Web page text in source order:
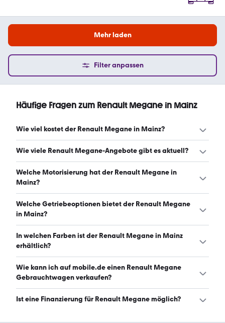
Mehr laden
Filter anpassen
Häufige Fragen zum Renault Megane in Mainz
Wie viel kostet der Renault Megane in Mainz?
Ein guter Preis für einen Renault Megane in Mainz liegt
Wie viele Renault Megane-Angebote gibt es aktuell?
Es gibt insgesamt 47 Renault Megane bei mobile.de,
davon 47 Gebraucht- und 0 Neuwagen. (Stand:
Welche Motorisierung hat der Renault Megane in
Mainz?
Der Renault Megane in Mainz hat Leistungen zwischen 93
und 205 PS. (Stand: 10.8.2026)
Welche Getriebeoptionen bietet der Renault Megane
in Mainz?
Der Renault Megane in Mainz ist mit manuellem und
automatischem Getriebe erhältlich. (Stand: 10.8.2026)
In welchen Farben ist der Renault Megane in Mainz
erhältlich?
Den Renault Megane in Mainz gibt es in folgenden
Farben: grau, schwarz, silber, weiß, beige, blau, grün und
Wie kann ich auf mobile.de einen Renault Megane
Gebrauchtwagen verkaufen?
Alle Informationen zum Verkauf an mobile.de-
Ist eine Finanzierung für Renault Megane möglich?